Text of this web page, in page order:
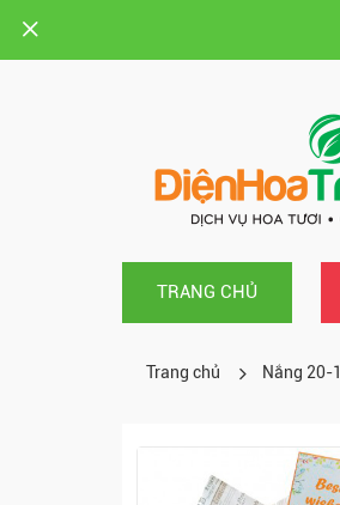
TRANG CHỦ
Trang chủ Nắng 20-